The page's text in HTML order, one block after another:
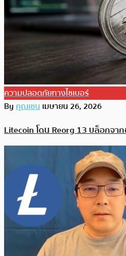
ความปลอดภัยทางไซเบอร์
Byคุณเชนเมษายน 26, 2026
Litecoin โดน Reorg 13 บล็อกจา